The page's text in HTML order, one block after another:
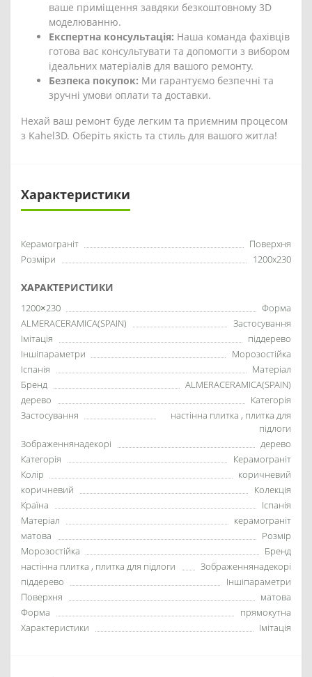
ваше приміщення завдяки безкоштовному 3D
моделюванню.
Експертна консультація: Наша команда фахівців
готова вас консультувати та допомогти з вибором
ідеальних матеріалів для вашого ремонту.
Безпека покупок: Ми гарантуємо безпечні та
зручні умови оплати та доставки.
Нехай ваш ремонт буде легким та приємним процесом
з Kahel3D. Оберіть якість та стиль для вашого житла!
Характеристики
Керамограніт
Поверхня
Розміри
1200x230
ХАРАКТЕРИСТИКИ
1200×230
Форма
ALMERACERAMICA(SPAIN)
Застосування
Імітація
піддерево
Іншіпараметри
Морозостійка
Іспанія
Матеріал
Бренд
ALMERACERAMICA(SPAIN)
дерево
Категорія
Застосування
настінна плитка , плитка для
підлоги
Зображеннянадекорі
дерево
Категорія
Керамограніт
Колір
коричневий
коричневий
Колекція
Країна
Іспанія
Матеріал
керамограніт
матова
Розмір
Морозостійка
Бренд
настінна плитка , плитка для підлоги
Зображеннянадекорі
піддерево
Іншіпараметри
Поверхня
матова
Форма
прямокутна
Характеристики
Імітація